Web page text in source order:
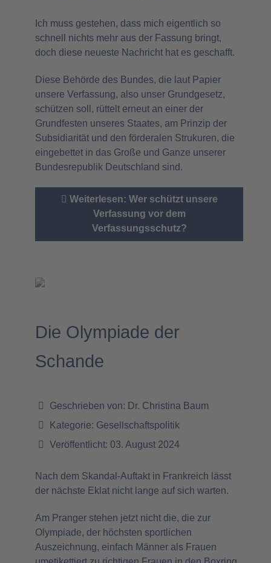
Ich muss gestehen, dass mich eigentlich so
schnell nichts mehr aus der Fassung bringt,
doch diese neueste Nachricht hat es geschafft.
Diese Behörde des Bundes, die laut Papier
unsere Verfassung, also unser Grundgesetz,
schützen soll, rüttelt erneut an einer der
Grundfesten unseres Staates, am Prinzip der
Subsidiarität und den förderalen Strukuren, die
eingebettet in das Große und Ganze unserer
Bundesrepublik Deutschland sind.
Weiterlesen: Wer schützt unsere
Verfassung vor dem
Verfassungsschutz?
Die Olympiade der
Schande
Geschrieben von: Dr. Christina Baum
Kategorie: Gesellschaftspolitik
Veröffentlicht: 03. August 2024
Nach dem Skandal-Auftakt in Frankreich lässt
der nächste Eklat nicht lange auf sich warten.
Am Pranger stehen jetzt nicht die, die zur
Olympiade, der höchsten sportlichen
Auszeichnung, einfach Männer als Frauen